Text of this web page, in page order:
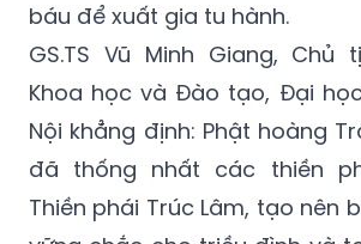
báu để xuất gia tu hành.
GS.TS Vũ Minh Giang, Chủ
Khoa học và Đào tạo, Đại
Nội khẳng định: Phật hoàng
đã thống nhất các thiền
Thiền phái Trúc Lâm, tạo nên